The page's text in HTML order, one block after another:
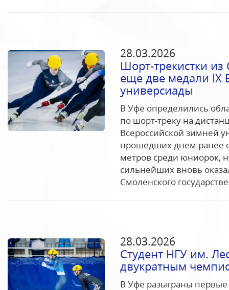
28.03.2026
Шорт-трекистки из
еще две медали IX
универсиады
В Уфе определились
по шорт-треку на
Всероссийской зимней
прошедших днем ранее
метров среди юниорок,
сильнейших вновь
Смоленского
28.03.2026
Студент НГУ им.
двукратным
В Уфе разыграны